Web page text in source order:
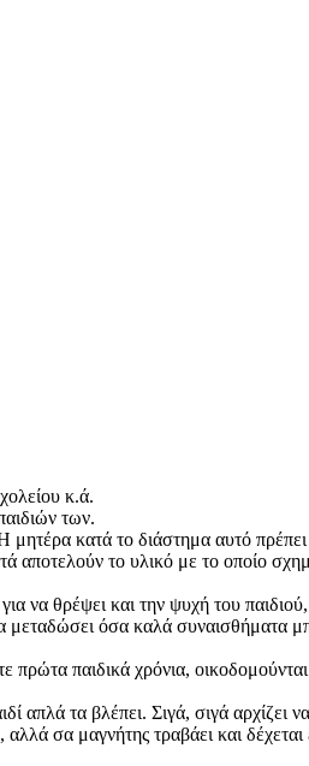
κ.ά.
των.
κατά το διάστημα αυτό πρέπει
το υλικό με το οποίο
να θρέψει και την ψυχή του
μεταδώσει όσα καλά συναισθήματα
πρώτα παιδικά χρόνια,
τα βλέπει. Σιγά, σιγά αρχίζει
σα μαγνήτης τραβάει και